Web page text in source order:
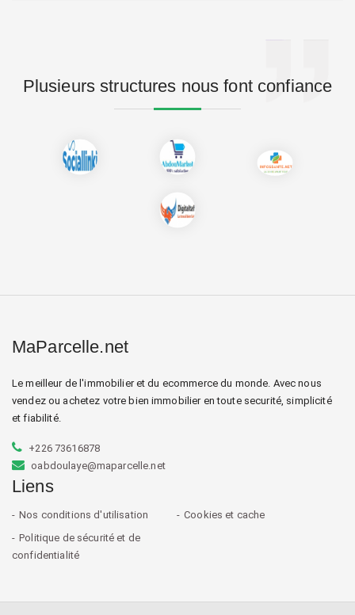
Plusieurs structures nous font confiance
MaParcelle.net
Le meilleur de l'immobilier et du ecommerce du monde. Avec nous
vendez ou achetez votre bien immobilier en toute securité, simplicité
et fiabilité.
+226 73616878
oabdoulaye@maparcelle.net
Liens
Nos conditions d'utilisation
Cookies et cache
Politique de sécurité et de
confidentialité